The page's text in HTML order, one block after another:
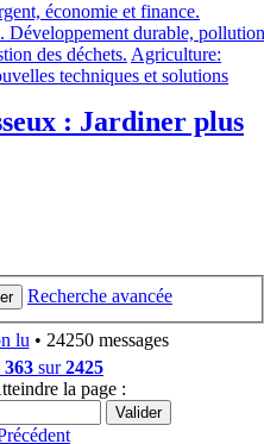
économie et finance.
Développement durable, pollution
des déchets. Agriculture:
techniques et solutions
: Jardiner plus
Recherche avancée
lu • 24250 messages
363 sur2425
la page :